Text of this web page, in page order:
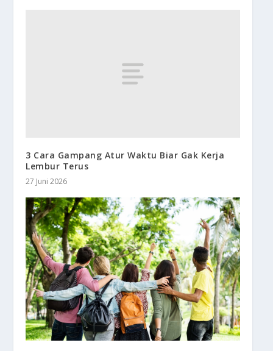
3 Cara Gampang Atur Waktu Biar Gak Kerja
Lembur Terus
27 Juni 2026